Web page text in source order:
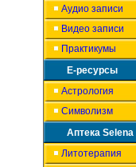
Аудио записи
Видео записи
Практикумы
Е-ресурсы
Астрология
Символизм
Аптека Selena
Литотерапия